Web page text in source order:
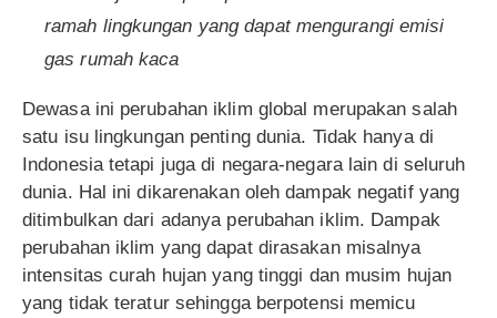
ramah lingkungan yang dapat mengurangi emisi
gas rumah kaca
Dewasa ini perubahan iklim global merupakan salah
satu isu lingkungan penting dunia. Tidak hanya di
Indonesia tetapi juga di negara-negara lain di seluruh
dunia. Hal ini dikarenakan oleh dampak negatif yang
ditimbulkan dari adanya perubahan iklim. Dampak
perubahan iklim yang dapat dirasakan misalnya
intensitas curah hujan yang tinggi dan musim hujan
yang tidak teratur sehingga berpotensi memicu